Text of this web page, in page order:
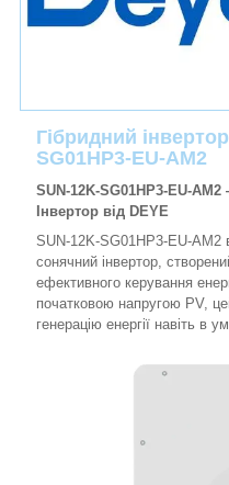
Гібридний
SG01HP3-EU-AM2
SUN-12K-SG01HP3-EU-
Інвертор від DEYE
SUN-12K-SG01HP3-EU-
сонячний інвертор,
ефективного керування
початковою напругою PV,
генерацію енергії навіть в